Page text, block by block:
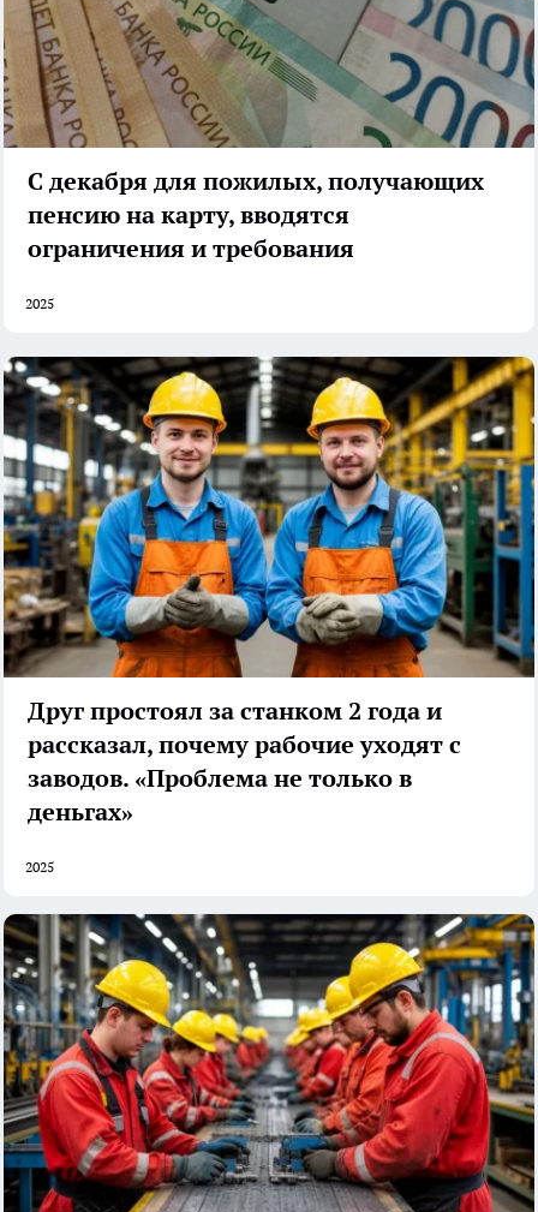
С декабря для пожилых, получающих
пенсию на карту, вводятся
ограничения и требования
2025
Друг простоял за станком 2 года и
рассказал, почему рабочие уходят с
заводов. «Проблема не только в
деньгах»
2025